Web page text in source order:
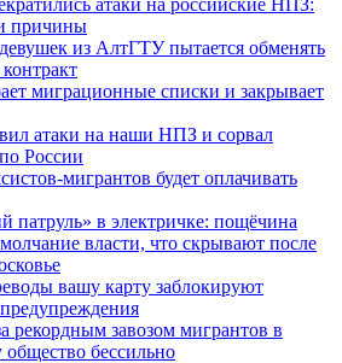
причины
из АлтГТУ пытается обменять
миграционные списки и закрывает
атаки на наши НПЗ и сорвал
России
мигрантов будет оплачивать
патруль» в электричке: пощёчина
власти, что скрывают после
вашу карту заблокируют
рекордным завозом мигрантов в
бессильно